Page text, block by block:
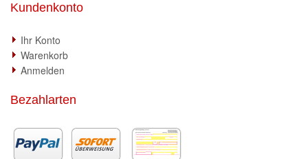
Kundenkonto
Ihr Konto
Warenkorb
Anmelden
Bezahlarten